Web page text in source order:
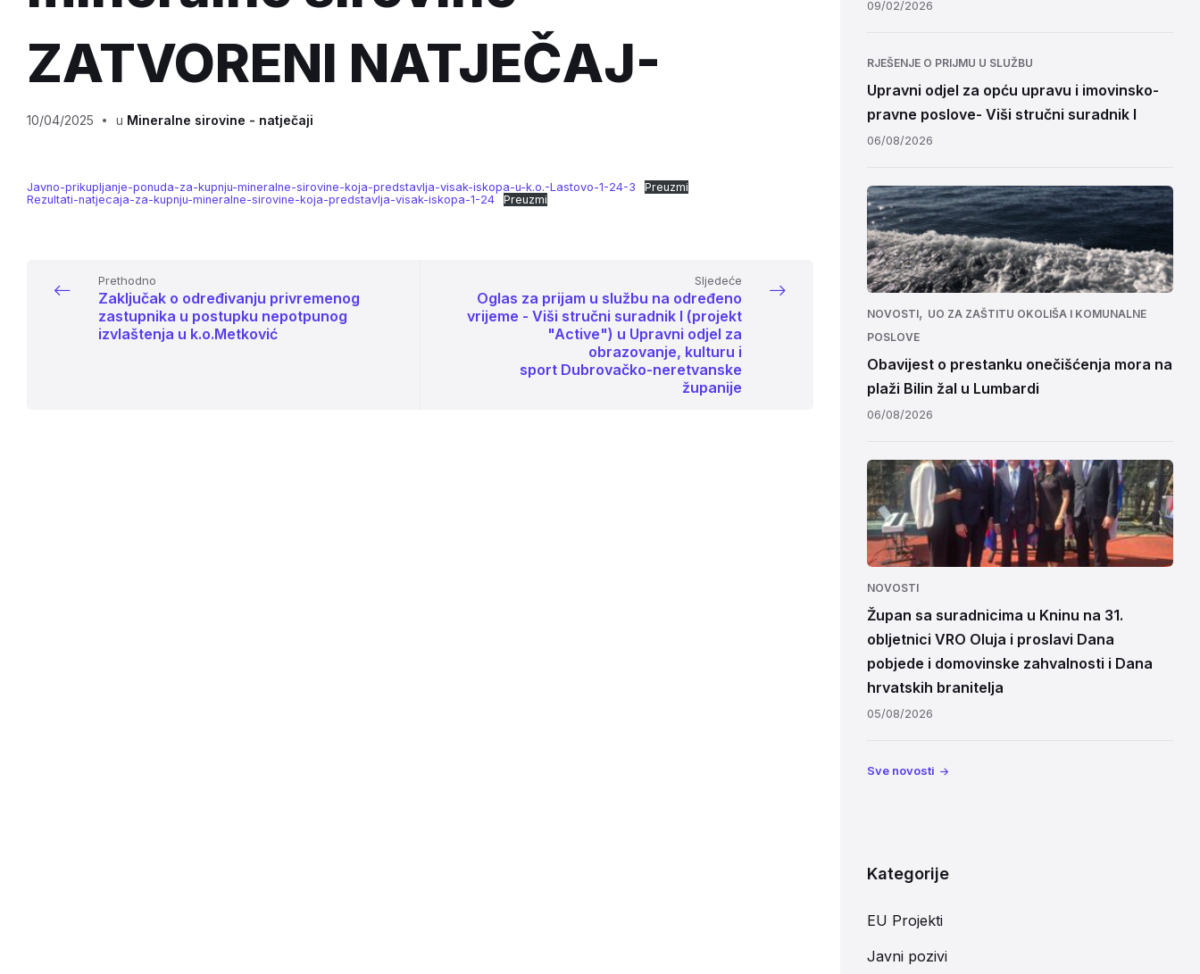
ZATVORENI NATJEČAJ-
10/04/2025 u Mineralne sirovine - natječaji
Javno-prikupljanje-ponuda-za-kupnju-mineralne-sirovine-koja-predstavlja-visak-iskopa-u-k.o.-Lastovo-1-24-3
Preuzmi
Rezultati-natjecaja-za-kupnju-mineralne-sirovine-koja-predstavlja-visak-iskopa-1-24
Preuzmi
Prethodno
Zaključak o određivanju privremenog
zastupnika u postupku nepotpunog
izvlaštenja u k.o.Metković
Sljedeće
Oglas za prijam u službu na određeno
vrijeme - Viši stručni suradnik I (projekt
"Active") u Upravni odjel za
obrazovanje, kulturu i
sport Dubrovačko-neretvanske
županije
09/02/2026
RJEŠENJE O PRIJMU U SLUŽBU
Upravni odjel za opću upravu i imovinsko-
pravne poslove- Viši stručni suradnik I
06/08/2026
NOVOSTI, UO ZA ZAŠTITU OKOLIŠA I KOMUNALNE
POSLOVE
Obavijest o prestanku onečišćenja mora na
plaži Bilin žal u Lumbardi
06/08/2026
NOVOSTI
Župan sa suradnicima u Kninu na 31.
obljetnici VRO Oluja i proslavi Dana
pobjede i domovinske zahvalnosti i Dana
hrvatskih branitelja
05/08/2026
Sve novosti
Kategorije
EU Projekti
Javni pozivi